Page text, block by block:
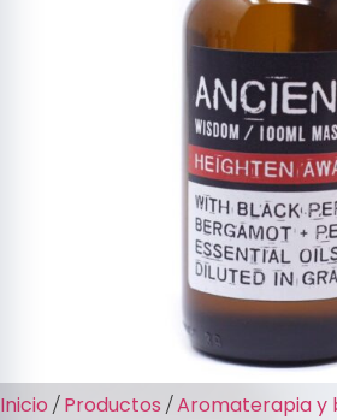
Inicio / Productos /Aromaterapia y